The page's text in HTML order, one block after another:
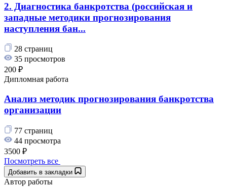
2. Диагностика банкротства (российская и
западные методики прогнозирования
наступления бан...
28 страниц
35 просмотров
200 ₽
Дипломная работа
Анализ методик прогнозирования банкротства
организации
77 страниц
44 просмотра
3500 ₽
Посмотреть все
Добавить в закладки
Автор работы